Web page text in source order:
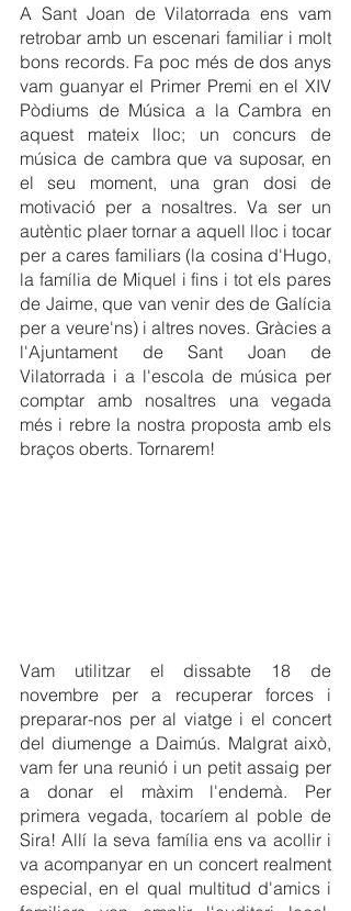
A Sant Joan de Vilatorrada ens vam
retrobar amb un escenari familiar i molt
bons records. Fa poc més de dos anys
vam guanyar el Primer Premi en el XIV
Pòdiums de Música a la Cambra en
aquest mateix lloc; un concurs de
música de cambra que va suposar, en
el seu moment, una gran dosi de
motivació per a nosaltres. Va ser un
autèntic plaer tornar a aquell lloc i tocar
per a cares familiars (la cosina d'Hugo,
la família de Miquel i fins i tot els pares
de Jaime, que van venir des de Galícia
per a veure'ns) i altres noves. Gràcies a
l'Ajuntament de Sant Joan de
Vilatorrada i a l'escola de música per
comptar amb nosaltres una vegada
més i rebre la nostra proposta amb els
braços oberts. Tornarem!
Vam utilitzar el dissabte 18 de
novembre per a recuperar forces i
preparar-nos per al viatge i el concert
del diumenge a Daimús. Malgrat això,
vam fer una reunió i un petit assaig per
a donar el màxim l'endemà. Per
primera vegada, tocaríem al poble de
Sira! Allí la seva família ens va acollir i
va acompanyar en un concert realment
especial, en el qual multitud d'amics i